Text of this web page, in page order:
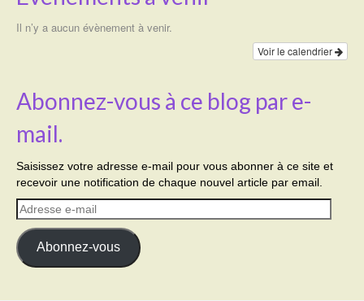
Il n’y a aucun évènement à venir.
Voir le calendrier
Abonnez-vous à ce blog par e-
mail.
Saisissez votre adresse e-mail pour vous abonner à ce site et
recevoir une notification de chaque nouvel article par email.
Adresse
e-
mail
Abonnez-vous